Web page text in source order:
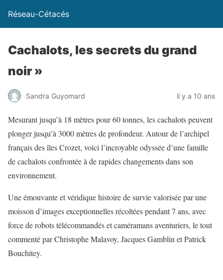
Réseau-Cétacés
Cachalots, les secrets du grand
noir »
Sandra Guyomard il y a 10 ans
Mesurant jusqu’à 18 mètres pour 60 tonnes, les cachalots peuvent
plonger jusqu’à 3000 mètres de profondeur. Autour de l’archipel
français des îles Crozet, voici l’incroyable odyssée d’une famille
de cachalots confrontée à de rapides changements dans son
environnement.
Une émouvante et véridique histoire de survie valorisée par une
moisson d’images exceptionnelles récoltées pendant 7 ans, avec
force derobots télécommandés et caméramans aventuriers, le tout
commenté par Christophe Malavoy, Jacques Gamblin et Patrick
Bouchitey.